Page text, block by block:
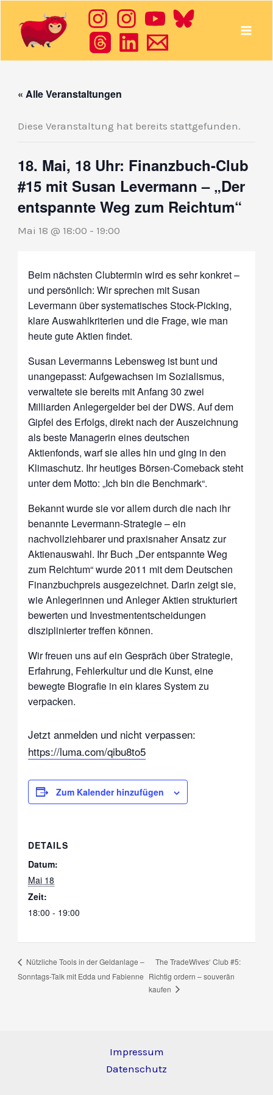
Inhalt
springen
« Alle Veranstaltungen
Diese Veranstaltung hat bereits stattgefunden.
18. Mai, 18 Uhr: Finanzbuch-Club
#15 mit Susan Levermann – „Der
entspannte Weg zum Reichtum“
Mai 18 @ 18:00 - 19:00
Beim nächsten Clubtermin wird es sehr konkret –
und persönlich: Wir sprechen mit Susan
Levermann über systematisches Stock-Picking,
klare Auswahlkriterien und die Frage, wie man
heute gute Aktien findet.
Susan Levermanns Lebensweg ist bunt und
unangepasst: Aufgewachsen im Sozialismus,
verwaltete sie bereits mit Anfang 30 zwei
Milliarden Anlegergelder bei der DWS. Auf dem
Gipfel des Erfolgs, direkt nach der Auszeichnung
als beste Managerin eines deutschen
Aktienfonds, warf sie alles hin und ging in den
Klimaschutz. Ihr heutiges Börsen-Comeback steht
unter dem Motto: „Ich bin die Benchmark“.
​Bekannt wurde sie vor allem durch die nach ihr
benannte Levermann-Strategie – ein
nachvollziehbarer und praxisnaher Ansatz zur
Aktienauswahl. Ihr Buch „Der entspannte Weg
zum Reichtum“ wurde 2011 mit dem Deutschen
Finanzbuchpreis ausgezeichnet. Darin zeigt sie,
wie Anlegerinnen und Anleger Aktien strukturiert
bewerten und Investmententscheidungen
disziplinierter treffen können.
Wir freuen uns auf ein Gespräch über Strategie,
Erfahrung, Fehlerkultur und die Kunst, eine
bewegte Biografie in ein klares System zu
verpacken.
Jetzt anmelden und nicht verpassen:
https://luma.com/qibu8to5
Zum Kalender hinzufügen
DETAILS
Datum:
Mai 18
Zeit:
18:00 - 19:00
Nützliche Tools in der Geldanlage –
Sonntags-Talk mit Edda und Fabienne
The TradeWives‘ Club #5:
Richtig ordern – souverän
kaufen
Impressum
Datenschutz